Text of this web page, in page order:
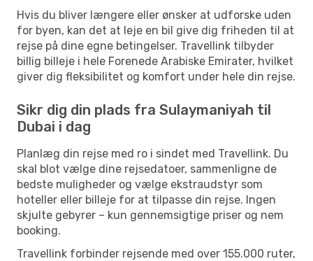
Hvis du bliver længere eller ønsker at udforske uden
for byen, kan det at leje en bil give dig friheden til at
rejse på dine egne betingelser. Travellink tilbyder
billig billeje i hele Forenede Arabiske Emirater, hvilket
giver dig fleksibilitet og komfort under hele din rejse.
Sikr dig din plads fra Sulaymaniyah til
Dubai i dag
Planlæg din rejse med ro i sindet med Travellink. Du
skal blot vælge dine rejsedatoer, sammenligne de
bedste muligheder og vælge ekstraudstyr som
hoteller eller billeje for at tilpasse din rejse. Ingen
skjulte gebyrer – kun gennemsigtige priser og nem
booking.
Travellink forbinder rejsende med over 155.000 ruter,